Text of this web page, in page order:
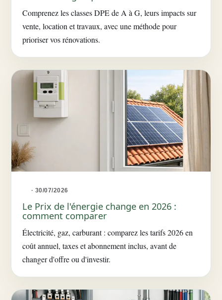
Comprenez les classes DPE de A à G, leurs impacts sur
vente, location et travaux, avec une méthode pour
prioriser vos rénovations.
· 30/07/2026
Le Prix de l'énergie change en 2026 :
comment comparer
Électricité, gaz, carburant : comparez les tarifs 2026 en
coût annuel, taxes et abonnement inclus, avant de
changer d'offre ou d'investir.